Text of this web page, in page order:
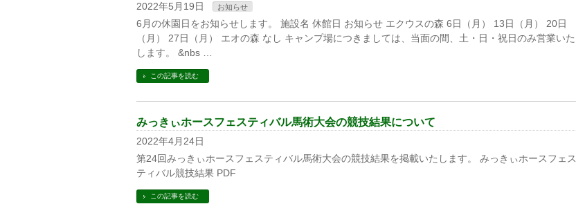
2022年5月19日 お知らせ
6月の休園日をお知らせします。 施設名 休館日 お知らせ エクウスの森 6日（月） 13日（月） 20日
（月） 27日（月） エオの森 なし キャンプ場につきましては、当面の間、土・日・祝日のみ営業いた
します。 &nbs …
この記事を読む
みっきぃホースフェスティバル馬術大会の競技結果について
2022年4月24日
第24回みっきぃホースフェスティバル馬術大会の競技結果を掲載いたします。 みっきぃホースフェス
ティバル競技結果 PDF
この記事を読む